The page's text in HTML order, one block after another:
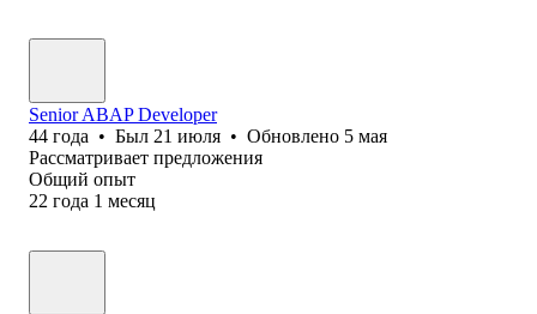
Senior ABAP Developer
44 года • Был 21 июля • Обновлено 5 мая
Рассматривает предложения
Общий опыт
22 года 1 месяц